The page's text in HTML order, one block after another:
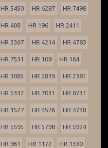
HR 5450 HR 6287 HR 7498
HR 408 HR 196 HR 2411
HR 3367 HR 4214 HR 4783
HR 7531 HR 109 HR 164
HR 3085 HR 2819 HR 2381
HR 5332 HR 7031 HR 8731
HR 1527 HR 4576 HR 4748
HR 5595 HR 5798 HR 5924
HR 961 HR 1172 HR 1330